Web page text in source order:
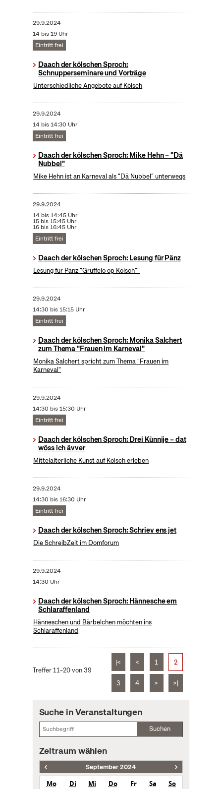
29.9.2024
14 bis 19 Uhr
Eintritt frei
Daach der kölschen Sproch:
Schnupperseminare und Vorträge
Unterschiedliche Angebote auf Kölsch
29.9.2024
14 bis 14:30 Uhr
Eintritt frei
Daach der kölschen Sproch: Mike Hehn – "Dä
Nubbel"
Mike Hehn ist an Karneval als "Dä Nubbel“ unterwegs
29.9.2024
14 bis 14:45 Uhr
15 bis 15:45 Uhr
16 bis 16:45 Uhr
Eintritt frei
Daach der kölschen Sproch: Lesung für Pänz
Lesung für Pänz "Grüffelo op Kölsch“"
29.9.2024
14:30 bis 15:15 Uhr
Eintritt frei
Daach der kölschen Sproch: Monika Salchert
zum Thema "Frauen im Karneval"
Monika Salchert spricht zum Thema "Frauen im
Karneval"
29.9.2024
14:30 bis 15:30 Uhr
Eintritt frei
Daach der kölschen Sproch: Drei Künnije – dat
wöss ich ävver
Mittelalterliche Kunst auf Kölsch erleben
29.9.2024
14:30 bis 16:30 Uhr
Eintritt frei
Daach der kölschen Sproch: Schriev ens jet
Die SchreibZeit im Domforum
29.9.2024
14:30 Uhr
Daach der kölschen Sproch: Hännesche em
Schlaraffenland
Hänneschen und Bärbelchen möchten ins
Schlaraffenland
Treffer 11–20 von 39
|< < 1 2
3 4 > >|
Suche in Veranstaltungen
Suchen
Zeitraum wählen
September 2024
Mo Di Mi Do Fr Sa
So